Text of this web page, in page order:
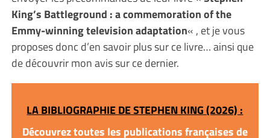
King’s Battleground : a commemoration of the
Emmy-winning television adaptation« , et je vous
proposes donc d’en savoir plus sur ce livre… ainsi que
de découvrir mon avis sur ce dernier.
LA BIBLIOGRAPHIE DE STEPHEN KING (2026) :
Découvrez toutes les publications françaises de